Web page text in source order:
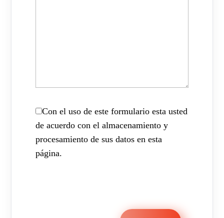
Con el uso de este formulario esta usted
de acuerdo con el almacenamiento y
procesamiento de sus datos en esta
página.